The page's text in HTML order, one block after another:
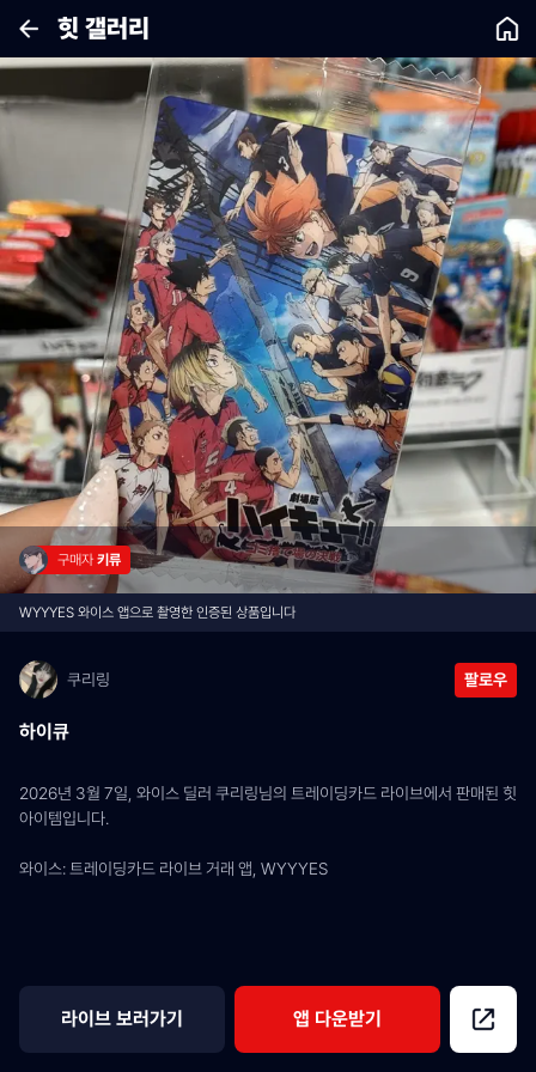
힛 갤러리
구매자 키류
WYYYES 와이스 앱으로 촬영한 인증된 상품입니다
쿠리링 팔로우
하이큐
2026년 3월 7일, 와이스 딜러 쿠리링님의 트레이딩카드 라이브에서 판매된 힛
아이템입니다.
와이스: 트레이딩카드 라이브 거래 앱, WYYYES
라이브 보러가기 앱 다운받기